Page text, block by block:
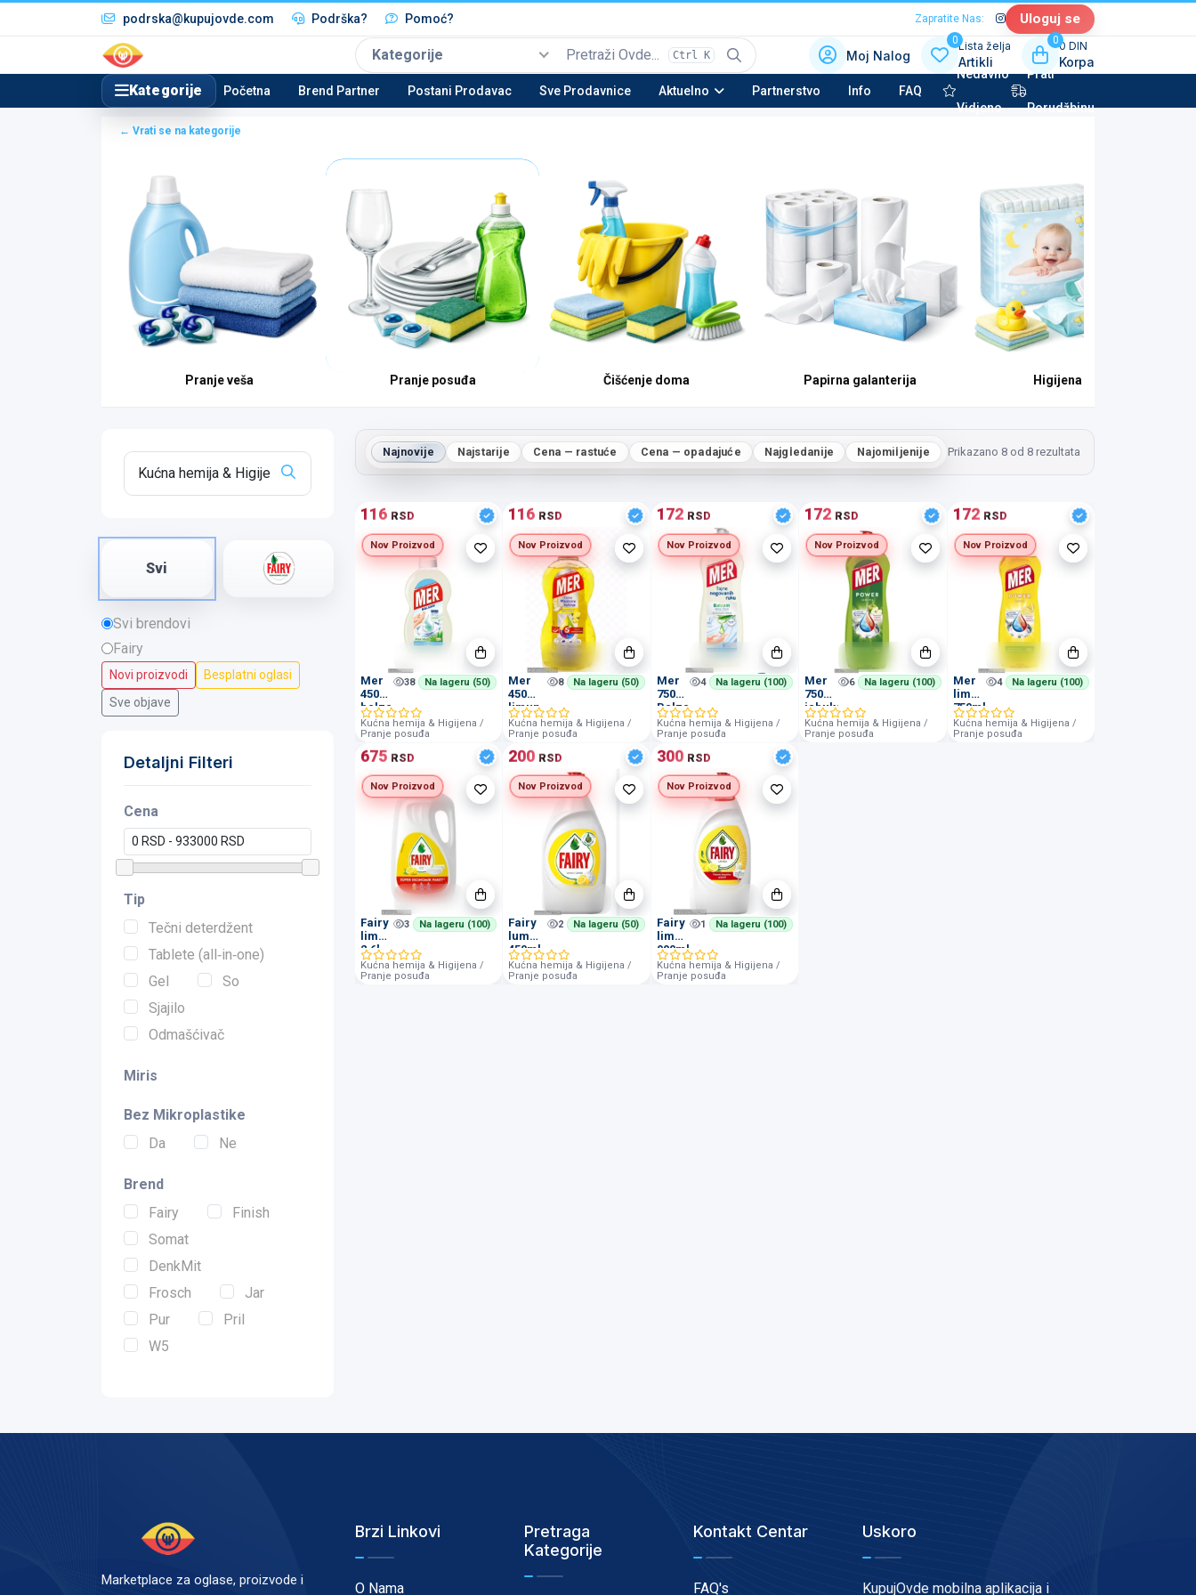
podrska@kupujovde.com Podrška? Pomoć? Zapratite Nas: Uloguj se
Kategorije
Top kategorije Izaberi kategoriju sa slikama
Automobili i Vozila
22 potkategorija
Tehnika
16 potkategorija
Bela tehnika & Kućni aparati
23 potkategorija
Ctrl K Moj Nalog
0Lista želja
Artikli
00 DIN
Korpa
Kategorije Početna Brend Partner Postani Prodavac Sve Prodavnice Aktuelno Partnerstvo Info FAQ
Nedavno
Vidjeno
Prati
Porudžbinu
← Vrati se na kategorije
Pranje veša Pranje posuđa Čišćenje doma Papirna galanterija Higijena beba
Svi
Svi brendovi
Fairy
Novi proizvodi
Besplatni oglasi
Sve objave
Detaljni Filteri
Cena
Tip
Tečni deterdžent
Tablete (all‑in‑one)
Gel
So
Sjajilo
Odmašćivač
Miris
Bez Mikroplastike
Da
Ne
Brend
Fairy
Finish
Somat
DenkMit
Frosch
Jar
Pur
Pril
W5
Najnovije Najstarije Cena — rastuće Cena — opadajuće Najgledanije Najomiljenije Prikazano 8 od 8 rezultata
116 RSD
Nov Proizvod
Mer
450ml
balzam
38 Na lageru (50)
Kućna hemija & Higijena /
Pranje posuđa
116 RSD
Nov Proizvod
Mer
450ml
limun
8 Na lageru (50)
Kućna hemija & Higijena /
Pranje posuđa
172 RSD
Nov Proizvod
Mer
750ml
Balzam
4 Na lageru (100)
Kućna hemija & Higijena /
Pranje posuđa
172 RSD
Nov Proizvod
Mer
750ml
jabuka
6 Na lageru (100)
Kućna hemija & Higijena /
Pranje posuđa
172 RSD
Nov Proizvod
Mer
limun
750ml
4 Na lageru (100)
Kućna hemija & Higijena /
Pranje posuđa
675 RSD
Nov Proizvod
Fairy
limun
2,6l
3 Na lageru (100)
Kućna hemija & Higijena /
Pranje posuđa
200 RSD
Nov Proizvod
Fairy
lumun
450ml
2 Na lageru (50)
Kućna hemija & Higijena /
Pranje posuđa
300 RSD
Nov Proizvod
Fairy
limun
900ml
1 Na lageru (100)
Kućna hemija & Higijena /
Pranje posuđa
Marketplace za oglase, proizvode i
Brzi Linkovi
O Nama
Pretraga
Kategorije
Kontakt Centar
FAQ's
Uskoro
KupujOvde mobilna aplikacija i